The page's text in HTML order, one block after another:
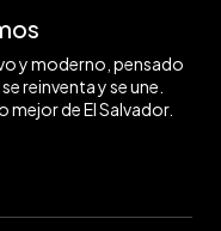
y moderno, pensado
reinventa y se une.
de El Salvador.